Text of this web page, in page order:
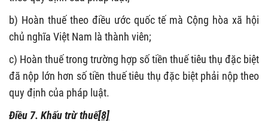
b) Hoàn thuế theo điều ước quốc tế mà Cộng hòa xã hội
chủ nghĩa Việt Nam là thành viên;
c) Hoàn thuế trong trường hợp số tiền thuế tiêu thụ đặc biệt
đã nộp lớn hơn số tiền thuế tiêu thụ đặc biệt phải nộp theo
quy định của pháp luật.
Điều 7. Khấu trừ thuế[8]